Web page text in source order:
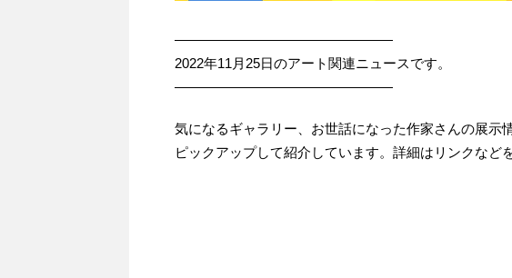
————————————————
2022年11月25日のアート関連ニュースです。
————————————————
気になるギャラリー、お世話になった作家さんの展示
ピックアップして紹介しています。詳細はリンクなど